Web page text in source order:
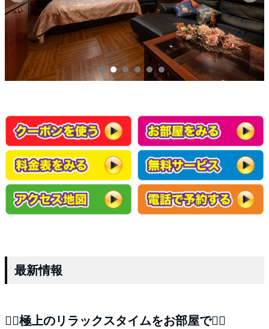
最新情報
💆‍♀️極上のリラックスタイムをお部屋で💆‍♂️